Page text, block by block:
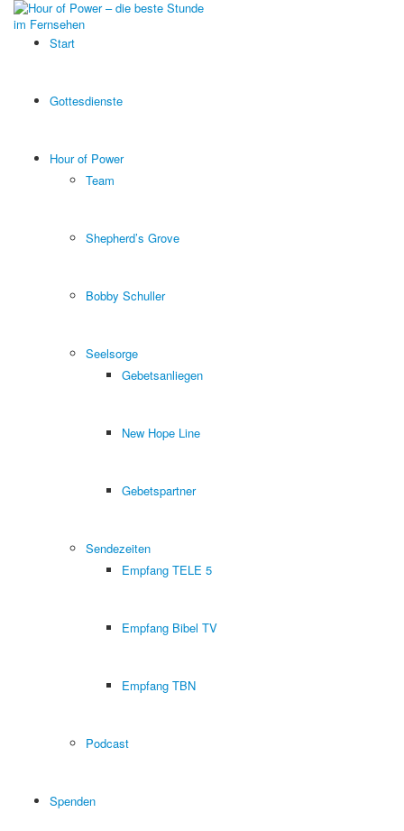
Start
Gottesdienste
Hour of Power
Team
Shepherd’s Grove
Bobby Schuller
Seelsorge
Gebetsanliegen
New Hope Line
Gebetspartner
Sendezeiten
Empfang TELE 5
Empfang Bibel TV
Empfang TBN
Podcast
Spenden